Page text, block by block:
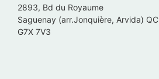
2893, Bd du Royaume
Saguenay (arr.Jonquière, Arvida) QC
G7X 7V3